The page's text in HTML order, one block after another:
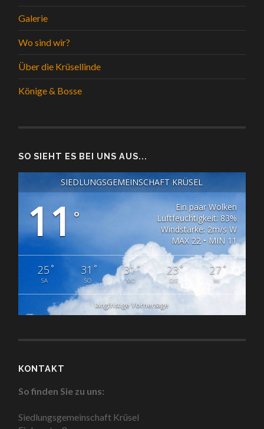
Galerie
Wo sind wir?
Über die Krüsellinde
Könige & Bosse
SO SIEHT ES BEI UNS AUS...
SIEDLUNGSGEMEINSCHAFT KRÜSEL
11°
Ein paar Wolken
Luftfeuchtigkeit: 83%
Windstärke: 2m/s W
MAX 22 • MIN 11
25°
SA
31 °
SO
31°
MO
23°
DIE
27°
MI
langfristige Vorhersage
KONTAKT
So finden Sie zu uns:
Siedlungsgemeinschaft Krüsel